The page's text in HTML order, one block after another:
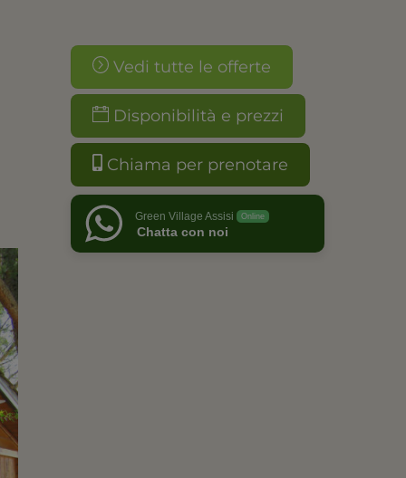
Vedi tutte le offerte
Disponibilità e prezzi
Chiama per prenotare
Green Village Assisi Online
Chatta con noi